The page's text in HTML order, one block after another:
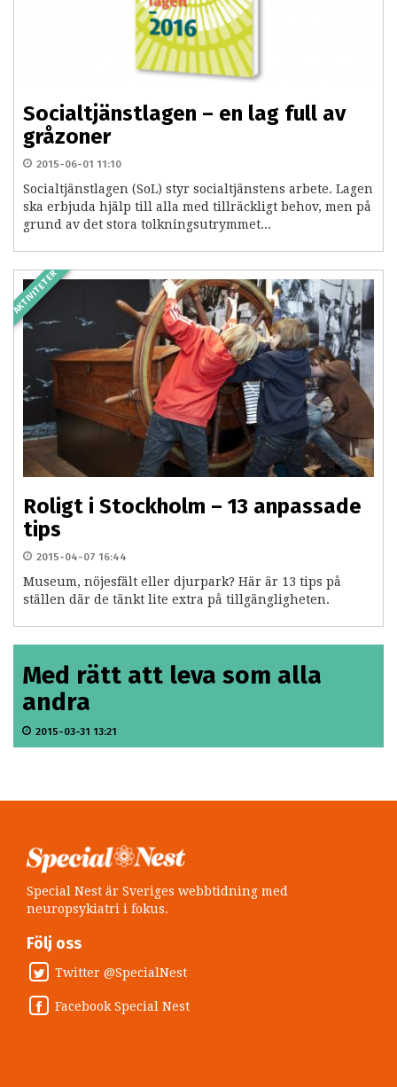
Socialtjänstlagen – en lag full av
gråzoner
2015-06-01 11:10
Socialtjänstlagen (SoL) styr socialtjänstens arbete. Lagen
ska erbjuda hjälp till alla med tillräckligt behov, men på
grund av det stora tolkningsutrymmet...
AKTIVITETER
Roligt i Stockholm – 13 anpassade
tips
2015-04-07 16:44
Museum, nöjesfält eller djurpark? Här är 13 tips på
ställen där de tänkt lite extra på tillgängligheten.
Med rätt att leva som alla
andra
2015-03-31 13:21
Special Nest är Sveriges webbtidning med
neuropsykiatri i fokus.
Följ oss
Twitter @SpecialNest
Facebook Special Nest